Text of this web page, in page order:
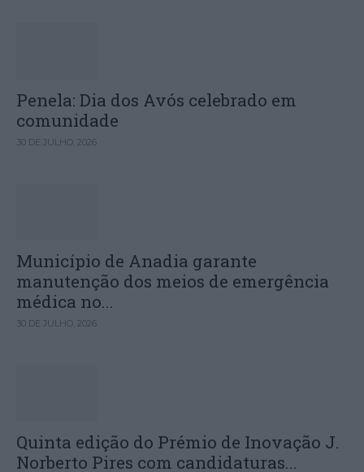
Penela: Dia dos Avós celebrado em
comunidade
30 DE JULHO, 2026
Município de Anadia garante
manutenção dos meios de emergência
médica no...
30 DE JULHO, 2026
Quinta edição do Prémio de Inovação J.
Norberto Pires com candidaturas...